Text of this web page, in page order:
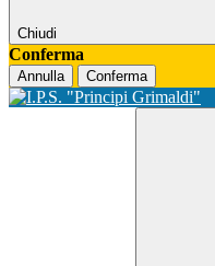
Chiudi
Conferma
Annulla Conferma